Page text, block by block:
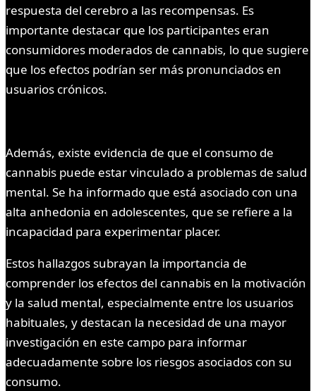
respuesta del cerebro a las recompensas. Es
importante destacar que los participantes eran
consumidores moderados de cannabis, lo que sugiere
que los efectos podrían ser más pronunciados en
usuarios crónicos.
Además, existe evidencia de que el consumo de
cannabis puede estar vinculado a problemas de salud
mental. Se ha informado que está asociado con una
alta anhedonia en adolescentes, que se refiere a la
incapacidad para experimentar placer.
Estos hallazgos subrayan la importancia de
comprender los efectos del cannabis en la motivación
y la salud mental, especialmente entre los usuarios
habituales, y destacan la necesidad de una mayor
investigación en este campo para informar
adecuadamente sobre los riesgos asociados con su
consumo.